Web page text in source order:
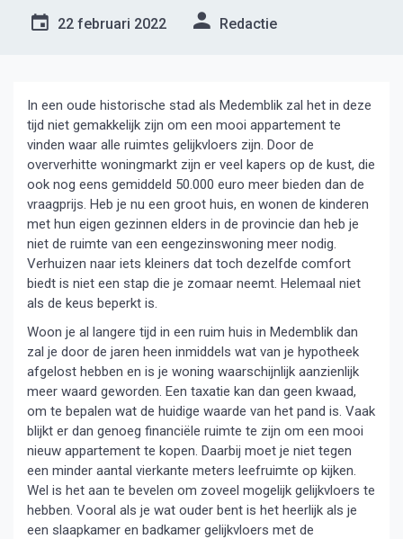
22 februari 2022 Redactie
In een oude historische stad als Medemblik zal het in deze
tijd niet gemakkelijk zijn om een mooi appartement te
vinden waar alle ruimtes gelijkvloers zijn. Door de
oververhitte woningmarkt zijn er veel kapers op de kust, die
ook nog eens gemiddeld 50.000 euro meer bieden dan de
vraagprijs. Heb je nu een groot huis, en wonen de kinderen
met hun eigen gezinnen elders in de provincie dan heb je
niet de ruimte van een eengezinswoning meer nodig.
Verhuizen naar iets kleiners dat toch dezelfde comfort
biedt is niet een stap die je zomaar neemt. Helemaal niet
als de keus beperkt is.
Woon je al langere tijd in een ruim huis in Medemblik dan
zal je door de jaren heen inmiddels wat van je hypotheek
afgelost hebben en is je woning waarschijnlijk aanzienlijk
meer waard geworden. Een taxatie kan dan geen kwaad,
om te bepalen wat de huidige waarde van het pand is. Vaak
blijkt er dan genoeg financiële ruimte te zijn om een mooi
nieuw appartement te kopen. Daarbij moet je niet tegen
een minder aantal vierkante meters leefruimte op kijken.
Wel is het aan te bevelen om zoveel mogelijk gelijkvloers te
hebben. Vooral als je wat ouder bent is het heerlijk als je
een slaapkamer en badkamer gelijkvloers met de